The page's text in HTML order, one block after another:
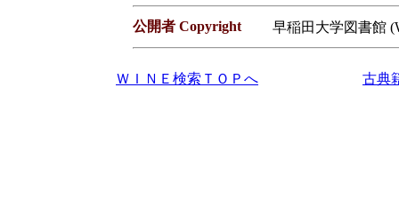
公開者 Copyright 早稲田大学図書館
ＷＩＮＥ検索ＴＯＰへ 古典